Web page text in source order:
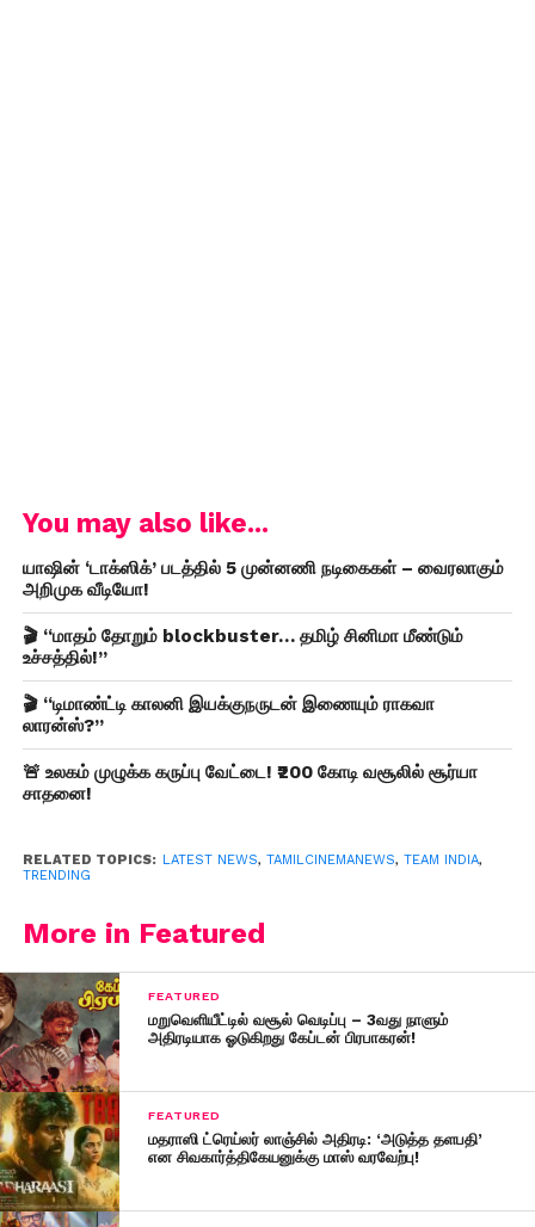
You may also like...
யாஷின் ‘டாக்ஸிக்’ படத்தில் 5 முன்னணி நடிகைகள் – வைரலாகும்
அறிமுக வீடியோ!
🎬 “மாதம் தோறும் blockbuster… தமிழ் சினிமா மீண்டும்
உச்சத்தில்!”
🎬 “டிமாண்ட்டி காலனி இயக்குநருடன் இணையும் ராகவா
லாரன்ஸ்?”
🚨 உலகம் முழுக்க கருப்பு வேட்டை! ₹200 கோடி வசூலில் சூர்யா
சாதனை!
RELATED TOPICS: LATEST NEWS, TAMILCINEMANEWS, TEAM INDIA,
TRENDING
More in Featured
FEATURED
மறுவெளியீட்டில் வசூல் வெடிப்பு – 3வது நாளும்
அதிரடியாக ஓடுகிறது கேப்டன் பிரபாகரன்!
FEATURED
மதராஸி ட்ரெய்லர் லாஞ்சில் அதிரடி: ‘அடுத்த தளபதி’
என சிவகார்த்திகேயனுக்கு மாஸ் வரவேற்பு!